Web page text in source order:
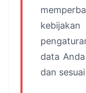
data
dan